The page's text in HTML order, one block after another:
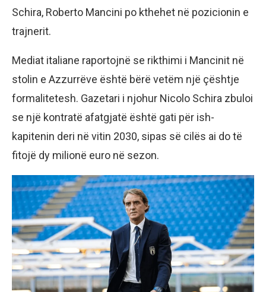
Schira, Roberto Mancini po kthehet në pozicionin e
trajnerit.
Mediat italiane raportojnë se rikthimi i Mancinit në
stolin e Azzurrëve është bërë vetëm një çështje
formalitetesh. Gazetari i njohur Nicolo Schira zbuloi
se një kontratë afatgjatë është gati për ish-
kapitenin deri në vitin 2030, sipas së cilës ai do të
fitojë dy milionë euro në sezon.